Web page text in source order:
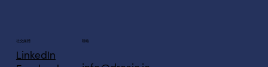
​社交媒體
LinkedIn
聯絡